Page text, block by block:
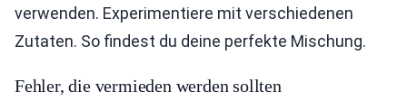
verwenden. Experimentiere mit verschiedenen
Zutaten. So findest du deine perfekte Mischung.
Fehler, die vermieden werden sollten